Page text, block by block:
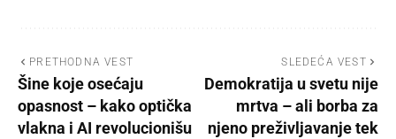
PRETHODNA VEST
Šine koje osećaju
opasnost – kako optička
vlakna i AI revolucionišu
SLEDEĆA VEST
Demokratija u svetu nije
mrtva – ali borba za
njeno preživljavanje tek